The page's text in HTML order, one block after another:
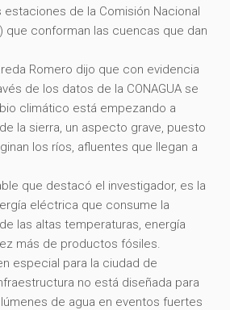
estaciones de la Comisión Nacional
que conforman las cuencas que dan
Romero dijo que con evidencia
de los datos de la CONAGUA se
climático está empezando a
la sierra, un aspecto grave, puesto
los ríos, afluentes que llegan a
que destacó el investigador, es la
eléctrica que consume la
las altas temperaturas, energía
más de productos fósiles.
especial para la ciudad de
no está diseñada para
de agua en eventos fuertes